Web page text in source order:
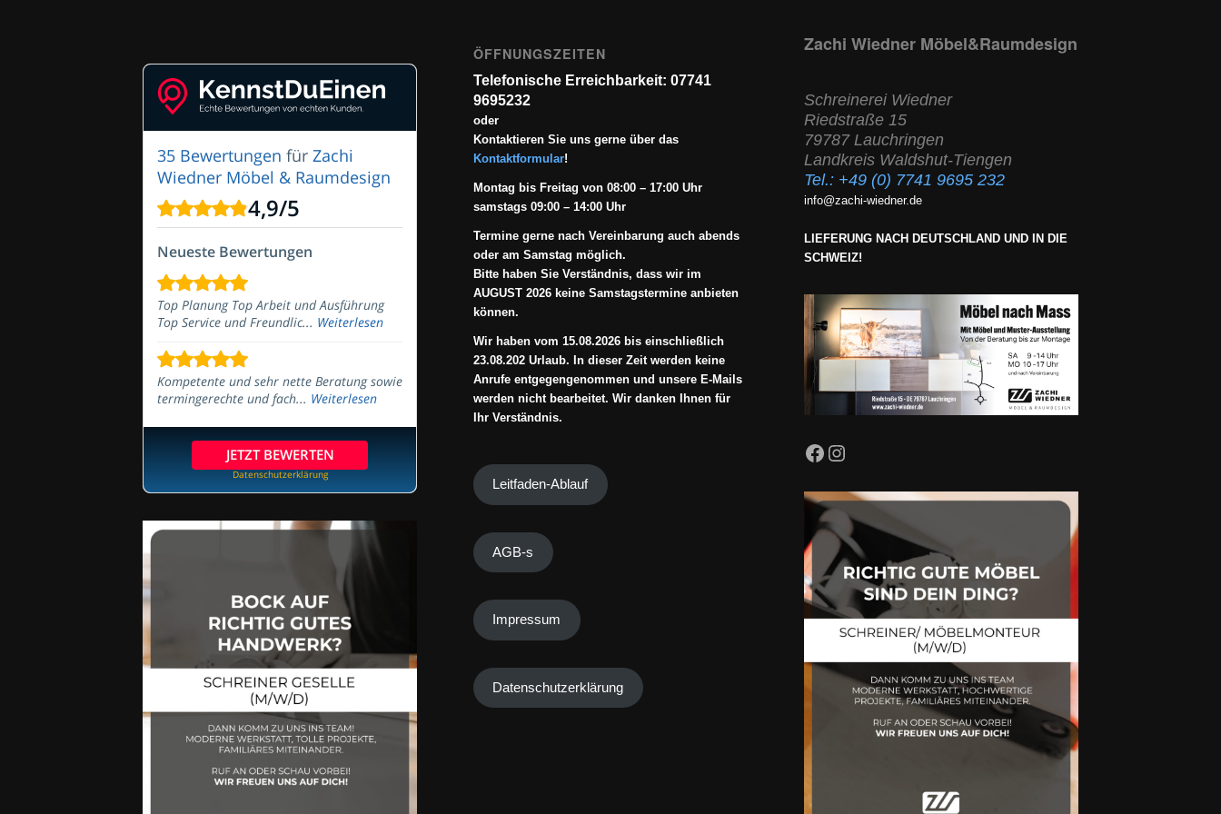
35 Bewertungen für Zachi
Wiedner Möbel & Raumdesign
4,9/5
Neueste Bewertungen
Top Planung Top Arbeit und Ausführung
Top Service und Freundlic... Weiterlesen
Kompetente und sehr nette Beratung sowie
termingerechte und fach... Weiterlesen
JETZT BEWERTEN
Datenschutzerklärung
ÖFFNUNGSZEITEN
Telefonische Erreichbarkeit: 07741
9695232
oder
Kontaktieren Sie uns gerne über das
Kontaktformular!
Montag bis Freitag von 08:00 – 17:00 Uhr
samstags 09:00 – 14:00 Uhr
Termine gerne nach Vereinbarung auch abends
oder am Samstag möglich.
Bitte haben Sie Verständnis, dass wir im
AUGUST 2026 keine Samstagstermine anbieten
können.
Wir haben vom 15.08.2026 bis einschließlich
23.08.202 Urlaub. In dieser Zeit werden keine
Anrufe entgegengenommen und unsere E-Mails
werden nicht bearbeitet. Wir danken Ihnen für
Ihr Verständnis.
Leitfaden-Ablauf
AGB-s
Impressum
Datenschutzerklärung
Zachi Wiedner Möbel&Raumdesign
Schreinerei Wiedner
Riedstraße 15
79787 Lauchringen
Landkreis Waldshut-Tiengen
Tel.: +49 (0) 7741 9695 232
info@zachi-wiedner.de
LIEFERUNG NACH DEUTSCHLAND UND IN DIE
SCHWEIZ!
Facebook
Instagram